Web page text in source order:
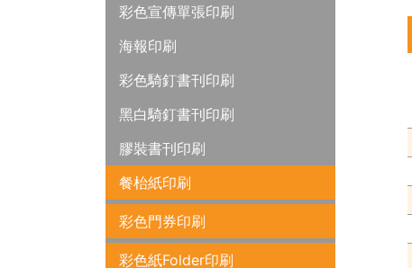
彩色宣傳單張印刷
海報印刷
彩色騎釘書刊印刷
黑白騎釘書刊印刷
膠裝書刊印刷
餐枱紙印刷
彩色門券印刷
彩色紙Folder印刷